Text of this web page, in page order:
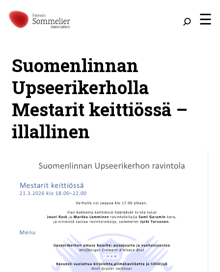
☰
Suomenlinnan
Upseerikerholla
Mestarit keittiössä –
illallinen